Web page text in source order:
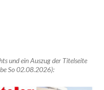
und ein Auszug der Titelseite
So 02.08.2026):